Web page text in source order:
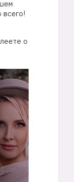
всего!
о